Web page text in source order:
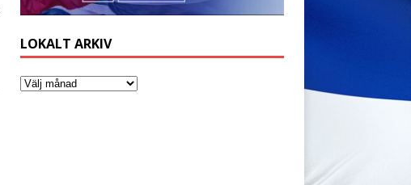
LOKALT ARKIV